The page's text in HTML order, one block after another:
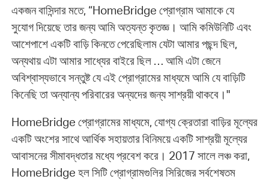
একজন বাসিন্দার মতে, “HomeBridge প্রোগ্রাম আমাকে যে
সুযোগ দিয়েছে তার জন্য আমি অত্যন্ত কৃতজ্ঞ। আমি কমিউনিটি এবং
আশেপাশে একটি বাড়ি কিনতে পেরেছিলাম যেটা আমার পছন্দ ছিল,
অন্যথায় এটা আমার সাধ্যের বাইরে ছিল … আমি এটা জেনে
অবিশ্বাস্যভাবে সন্তুষ্ট যে এই প্রোগ্রামের মাধ্যমে আমি যে বাড়িটি
কিনেছি তা অন্যান্য পরিবারের অন্যদের জন্য সাশ্রয়ী থাকবে।"
HomeBridge প্রোগ্রামের মাধ্যমে, যোগ্য ক্রেতারা বাড়ির মূল্যের
একটি অংশের সাথে আর্থিক সহায়তার বিনিময়ে একটি সাশ্রয়ী মূল্যের
আবাসনের সীমাবদ্ধতার মধ্যে প্রবেশ করে। 2017 সালে লঞ্চ করা,
HomeBridge হল সিটি প্রোগ্রামগুলির সিরিজের সর্বশেষতম